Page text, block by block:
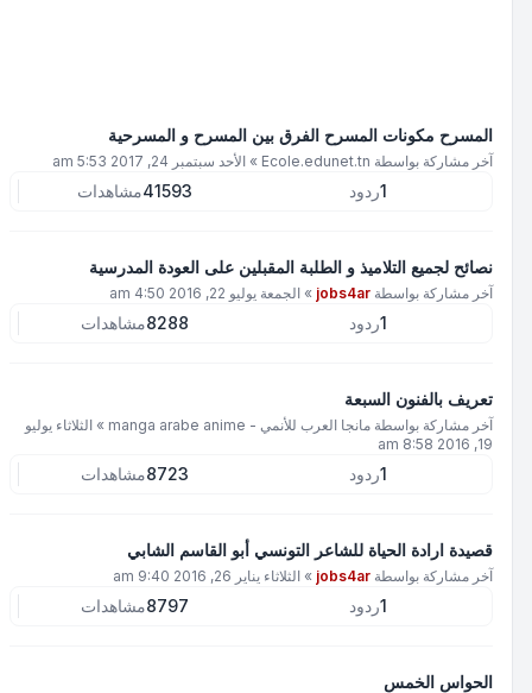
المسرح مكونات المسرح الفرق بين المسرح و المسرحية
آخر مشاركة بواسطةEcole.edunet.tn
»الأحد سبتمبر 24, 2017 5:53 am
ردود 41593مشاهدات
نصائح لجميع التلاميذ و الطلبة المقبلين على العودة المدرسية
آخر مشاركة بواسطةjobs4ar
»الجمعة يوليو 22, 2016 4:50 am
ردود 8288مشاهدات
تعريف بالفنون السبعة
آخر مشاركة بواسطةمانجا العرب للأنمي - manga arabe anime »الثلاثاء يوليو
19, 2016 8:58 am
ردود 8723مشاهدات
قصيدة ارادة الحياة للشاعر التونسي أبو القاسم الشابي
آخر مشاركة بواسطةjobs4ar
»الثلاثاء يناير 26, 2016 9:40 am
ردود 8797مشاهدات
الحواس الخمس